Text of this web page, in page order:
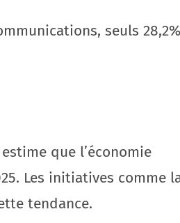
seuls
que l’économie
Les initiatives comme
tendance.